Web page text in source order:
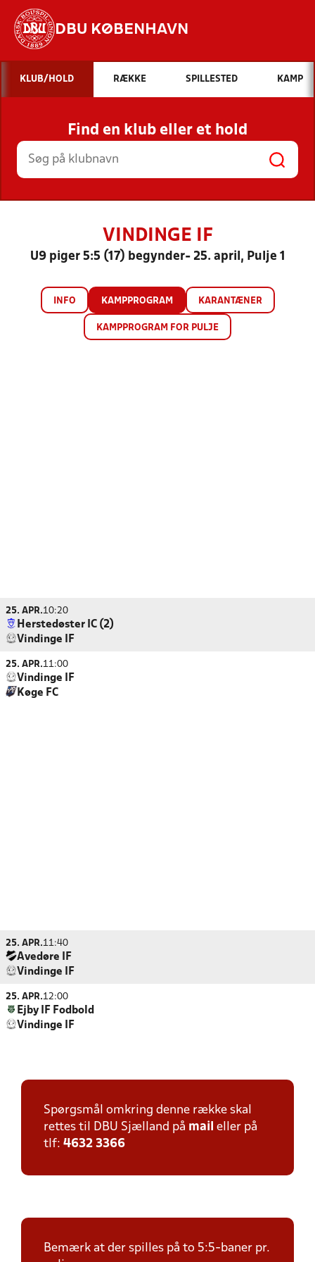
DBU KØBENHAVN
Hvad vil du søge efter?
INDHOLD OG NYHEDER
STILLINGER, RESULTATER, KLUBBER OG
HOLD
KLUB/HOLD RÆKKE SPILLESTED KAMP
Find en klub eller et hold
VINDINGE IF
U9 piger 5:5 (17) begynder- 25. april, Pulje 1
INFO KAMPPROGRAM KARANTÆNER
KAMPPROGRAM FOR PULJE
25. APR.10:20
Herstedøster IC (2)
Vindinge IF
25. APR.11:00
Vindinge IF
Køge FC
25. APR.11:40
Avedøre IF
Vindinge IF
25. APR.12:00
Ejby IF Fodbold
Vindinge IF
Spørgsmål omkring denne række skal
rettes til DBU Sjælland på mail eller på
tlf: 4632 3366
Bemærk at der spilles på to 5:5-baner pr.